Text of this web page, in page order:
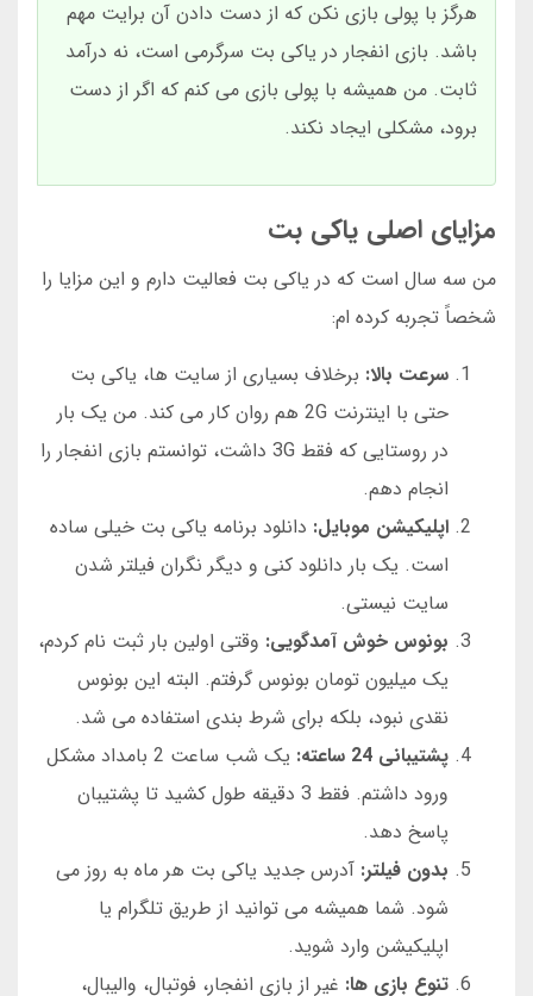
هرگز با پولی بازی نکن که از دست دادن آن برایت مهم
باشد. بازی انفجار در یاکی بت سرگرمی است، نه درآمد
ثابت. من همیشه با پولی بازی می کنم که اگر از دست
برود، مشکلی ایجاد نکند.
مزایای اصلی یاکی بت
من سه سال است که در یاکی بت فعالیت دارم و این مزایا را
شخصاً تجربه کرده ام:
سرعت بالا: برخلاف بسیاری از سایت ها، یاکی بت
حتی با اینترنت 2G هم روان کار می کند. من یک بار
در روستایی که فقط 3G داشت، توانستم بازی انفجار را
انجام دهم.
اپلیکیشن موبایل: دانلود برنامه یاکی بت خیلی ساده
است. یک بار دانلود کنی و دیگر نگران فیلتر شدن
سایت نیستی.
بونوس خوش آمدگویی: وقتی اولین بار ثبت نام کردم،
یک میلیون تومان بونوس گرفتم. البته این بونوس
نقدی نبود، بلکه برای شرط بندی استفاده می شد.
پشتیبانی 24 ساعته:
یک شب ساعت 2 بامداد مشکل
ورود داشتم. فقط 3 دقیقه طول کشید تا پشتیبان
پاسخ دهد.
بدون فیلتر: آدرس جدید یاکی بت هر ماه به روز می
شود. شما همیشه می توانید از طریق تلگرام یا
اپلیکیشن وارد شوید.
تنوع بازی ها: غیر از بازی انفجار، فوتبال، والیبال،